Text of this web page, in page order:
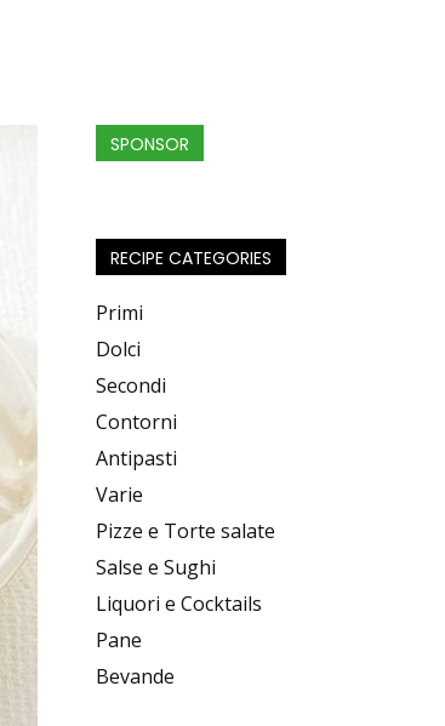
SPONSOR
RECIPE CATEGORIES
Primi
Dolci
Secondi
Contorni
Antipasti
Varie
Pizze e Torte salate
Salse e Sughi
Liquori e Cocktails
Pane
Bevande